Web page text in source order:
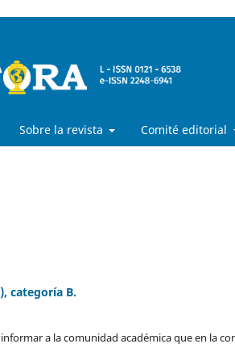
Sobre la revista Comité editorial
categoría B.
a la comunidad académica que en la